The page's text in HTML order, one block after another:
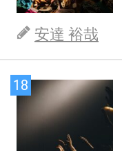
安達 裕哉
18